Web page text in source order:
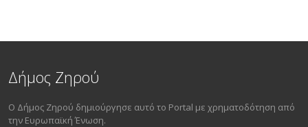
Δήμος Ζηρού
Ο Δήμος Ζηρού δημιούργησε αυτό το Portal με χρηματοδότηση από
την Ευρωπαϊκή Ένωση.